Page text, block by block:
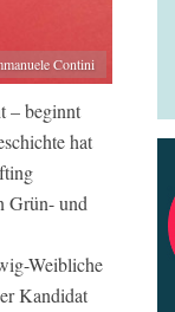
Contini
– beginnt
hat
Grün- und
Weibliche
Kandidat